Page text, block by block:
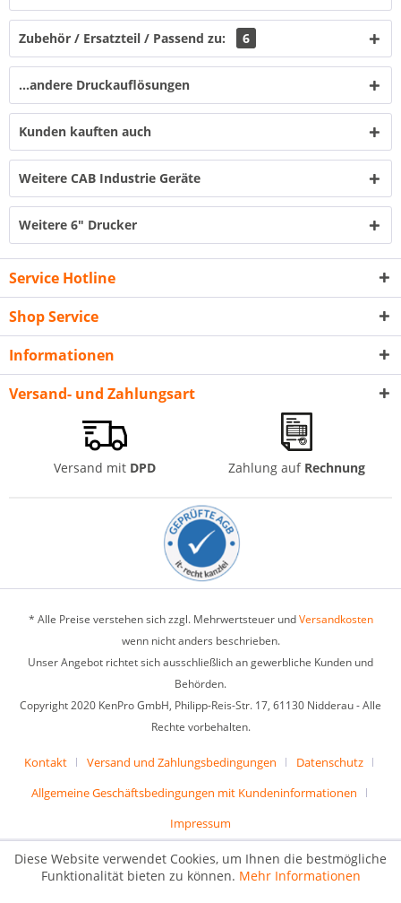
Zubehör / Ersatzteil / Passend zu: 6
...andere Druckauflösungen
Kunden kauften auch
Weitere CAB Industrie Geräte
Weitere 6" Drucker
Service Hotline
Shop Service
Informationen
Versand- und Zahlungsart
Versand mit DPD Zahlung auf Rechnung
* Alle Preise verstehen sich zzgl. Mehrwertsteuer undVersandkosten
wenn nicht anders beschrieben.
Unser Angebot richtet sich ausschließlich an gewerbliche Kunden und
Behörden.
Copyright 2020 KenPro GmbH, Philipp-Reis-Str. 17, 61130 Nidderau - Alle
Rechte vorbehalten.
Kontakt Versand und Zahlungsbedingungen
Datenschutz
Allgemeine Geschäftsbedingungen mit Kundeninformationen
Impressum
Diese Website verwendet Cookies, um Ihnen die bestmögliche
Funktionalität bieten zu können. Mehr Informationen